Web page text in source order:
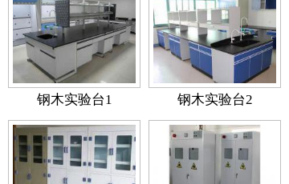
钢木实验台1 钢木实验台2